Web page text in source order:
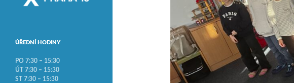
ÚŘEDNÍ HODINY
PO 7:30 – 15:30
ÚT 7:30 – 15:30
ST 7:30 – 15:30